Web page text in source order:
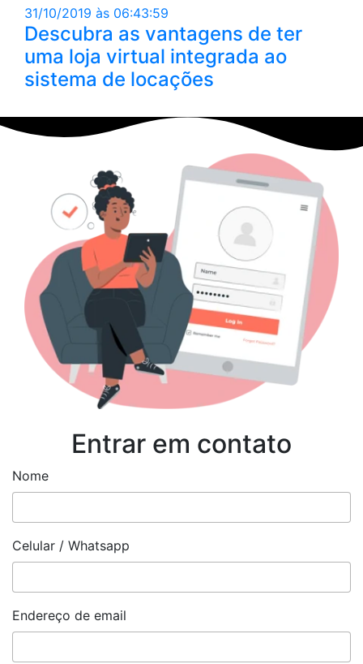
31/10/2019 às 06:43:59
Descubra as vantagens de ter
uma loja virtual integrada ao
sistema de locações
Entrar em contato
Nome
Celular / Whatsapp
Endereço de email